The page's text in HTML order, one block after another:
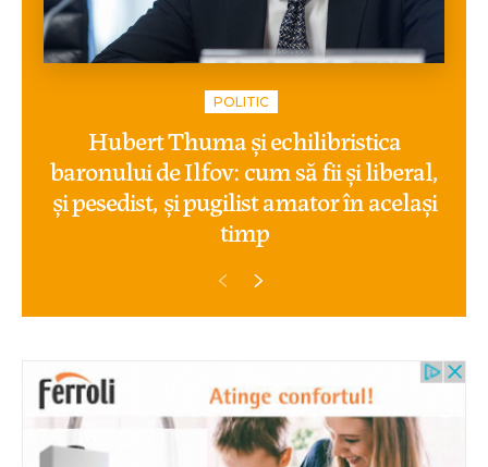
POLITIC
Hubert Thuma și echilibristica
baronului de Ilfov: cum să fii și liberal,
și pesedist, și pugilist amator în același
timp